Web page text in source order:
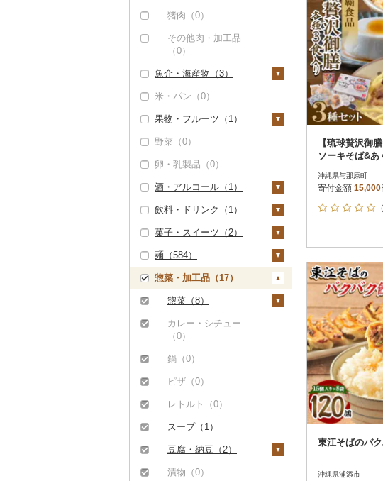
猪肉（0）
その他肉・加工品
（0）
魚介・海産物（3）
カニ（0）
エビ（1）
甘エビ（0）
ボタンエビ（0）
伊勢海老（0）
その他エビ（1）
いくら（0）
うに（0）
明太子・たらこ（1）
明太子（1）
たらこ（0）
その他魚卵（0）
貝（0）
うなぎ（0）
鮮魚（0）
イカ・タコ（0）
海苔・海藻（1）
（1）
（1）
しらす・ちりめん
（0）
その他魚介・加工品
米・パン（0）
果物・フルーツ（1）
ぶどう・マスカット
さくらんぼ（0）
梨（0）
みかん・柑橘（0）
すいか（0）
キウイ（0）
柿（カキ）（0）
ドライフルーツ（0）
その他果物（1）
びわ（0）
野菜（0）
卵・乳製品（0）
酒・アルコール（1）
ビール・発泡酒（1）
ビール（0）
発泡酒（0）
地ビール・クラフトビ
ール（0）
日本酒（0）
焼酎（0）
梅酒（0）
泡盛（0）
ワイン（0）
（0）
甘酒（0）
ノンアルコール（0）
その他酒（0）
飲料・ドリンク（1）
水・ミネラルウォータ
コーヒー・コーヒー豆
（0）
茶（0）
果汁飲料（1）
ンジジュース）（0）
その他果汁飲料（1）
（0）
菓子・スイーツ（2）
ケーキ（0）
クッキー（0）
焼き菓子（0）
プリン（0）
（0）
その他洋菓子（2）
煎餅・おかき（0）
麺（584）
ラーメン（3）
うどん（108）
そば（262）
惣菜・加工品（17）
惣菜（8）
餃子（5）
カレー・シチュー
（0）
鍋（0）
ピザ（0）
レトルト（0）
スープ（1）
豆腐・納豆（2）
豆腐（2）
漬物（0）
【琉球贅沢御
ソーキそば&あ
沖縄県与那原町
寄付金額 15,000
東江そばのバ
沖縄県浦添市